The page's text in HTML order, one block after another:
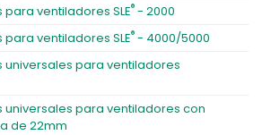
ventiladores SLE® - 2000
ventiladores SLE® - 4000/5000
universales para ventiladores
universales para ventiladores con
de 22mm